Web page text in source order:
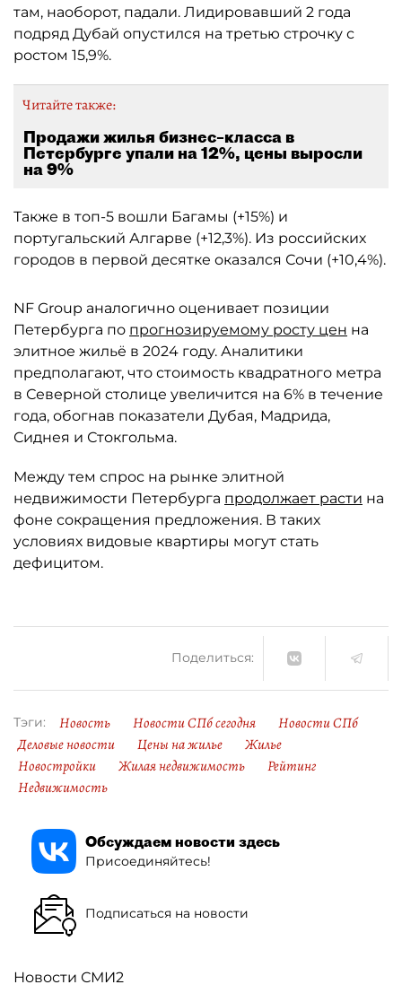
там, наоборот, падали. Лидировавший 2 года
подряд Дубай опустился на третью строчку с
ростом 15,9%.
Читайте также:
Продажи жилья бизнес–класса в
Петербурге упали на 12%, цены выросли
на 9%
Также в топ-5 вошли Багамы (+15%) и
португальский Алгарве (+12,3%). Из российских
городов в первой десятке оказался Сочи (+10,4%).
NF Group аналогично оценивает позиции
Петербурга по прогнозируемому росту цен на
элитное жильё в 2024 году. Аналитики
предполагают, что стоимость квадратного метра
в Северной столице увеличится на 6% в течение
года, обогнав показатели Дубая, Мадрида,
Сиднея и Стокгольма.
Между тем спрос на рынке элитной
недвижимости Петербурга продолжает расти на
фоне сокращения предложения. В таких
условиях видовые квартиры могут стать
дефицитом.
Поделиться:
Тэги: Новость Новости СПб сегодня
Новости СПб
Деловые новости
Цены на жилье
Жилье
Новостройки
Жилая недвижимость
Рейтинг
Недвижимость
Обсуждаем новости здесь
Присоединяйтесь!
Подписаться на новости
Новости СМИ2